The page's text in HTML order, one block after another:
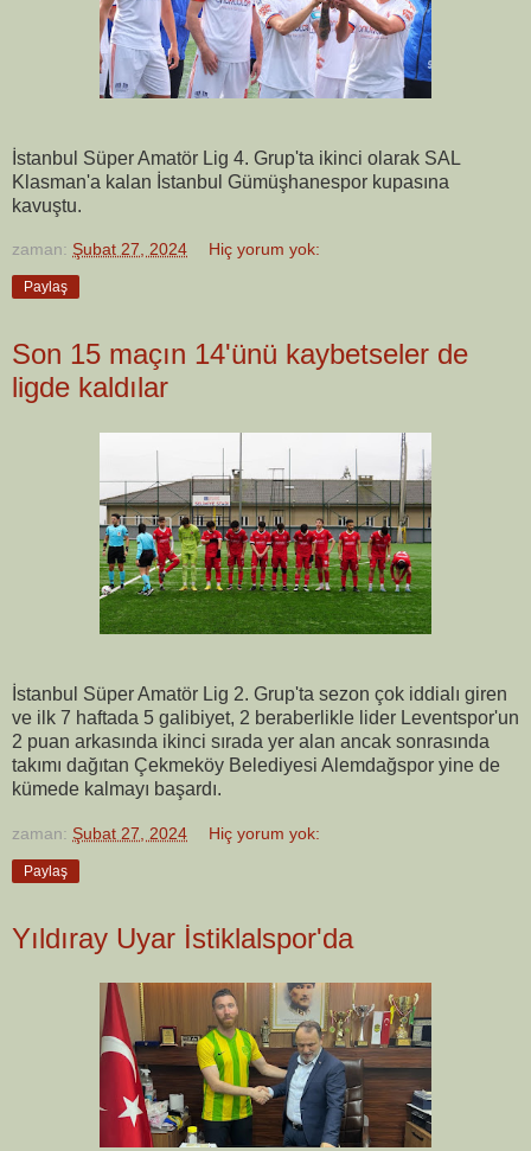
İstanbul Süper Amatör Lig 4. Grup'ta ikinci olarak SAL
Klasman'a kalan İstanbul Gümüşhanespor kupasına
kavuştu.
zaman: Şubat 27, 2024 Hiç yorum yok:
Paylaş
Son 15 maçın 14'ünü kaybetseler de
ligde kaldılar
İstanbul Süper Amatör Lig 2. Grup'ta sezon çok iddialı giren
ve ilk 7 haftada 5 galibiyet, 2 beraberlikle lider Leventspor'un
2 puan arkasında ikinci sırada yer alan ancak sonrasında
takımı dağıtan Çekmeköy Belediyesi Alemdağspor yine de
kümede kalmayı başardı.
zaman: Şubat 27, 2024 Hiç yorum yok:
Paylaş
Yıldıray Uyar İstiklalspor'da